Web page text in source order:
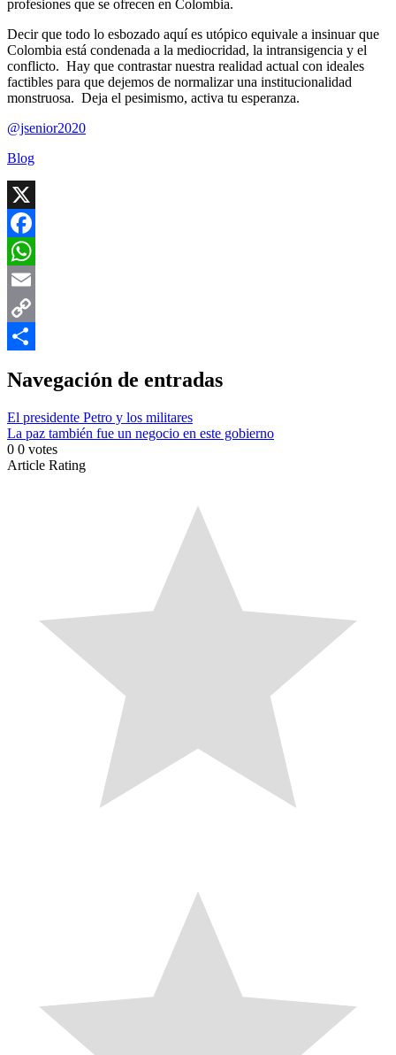
profesiones que se ofrecen en Colombia.
Decir que todo lo esbozado aquí es utópico equivale a insinuar que
Colombia está condenada a la mediocridad, la intransigencia y el
conflicto. Hay que contrastar nuestra realidad actual con ideales
factibles para que dejemos de normalizar una institucionalidad
monstruosa. Deja el pesimismo, activa tu esperanza.
@jsenior2020
Blog
X
Facebook
WhatsApp
Email
Copy
Navegación de entradas
El presidente Petro y los militares
La paz también fue un negocio en este gobierno
0 0 votes
Article Rating